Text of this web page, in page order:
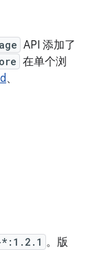
API 添加了
在单个浏
、
。版